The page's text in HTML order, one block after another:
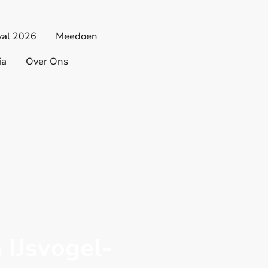
2026
Meedoen
Over Ons